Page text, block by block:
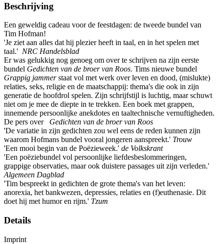
Beschrijving
Een geweldig cadeau voor de feestdagen: de tweede bundel van
Tim Hofman!
'Je ziet aan alles dat hij plezier heeft in taal, en in het spelen met
taal.' NRC Handelsblad
Er was gelukkig nog genoeg om over te schrijven na zijn eerste
bundel Gedichten van de broer van Roos. Tims nieuwe bundel
Grappig jammerstaat vol met werk over leven en dood, (mislukte)
relaties, seks, religie en de maatschappij: thema's die ook in zijn
generatie de hoofdrol spelen. Zijn schrijfstijl is luchtig, maar schuwt
niet om je mee de diepte in te trekken. Een boek met grappen,
innemende persoonlijke anekdotes en taaltechnische vernuftigheden.
De pers over Gedichten van de broer van Roos
'De variatie in zijn gedichten zou wel eens de reden kunnen zijn
waarom Hofmans bundel vooral jongeren aanspreekt.' Trouw
'Een mooi begin van de Poëzieweek.' de Volkskrant
'Een poëziebundel vol persoonlijke liefdesbeslommeringen,
grappige observaties, maar ook duistere passages uit zijn verleden.'
Algemeen Dagblad
'Tim bespreekt in gedichten de grote thema's van het leven:
anorexia, het bankwezen, depressies, relaties en (f)euthenasie. Dit
doet hij met humor en rijm.' Tzum
Details
Imprint